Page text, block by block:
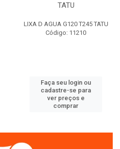
TATU
LIXA D AGUA G120 T245 TATU
Código: 11210
Faça seu login ou
cadastre-se para
ver preços e
comprar